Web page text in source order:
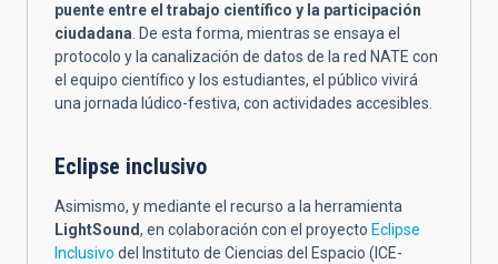
puente entre el trabajo científico y la participación
ciudadana . De esta forma, mientras se ensaya el
protocolo y la canalización de datos de la red NATE con
el equipo científico y los estudiantes, el público vivirá
una jornada lúdico-festiva, con actividades accesibles.
Eclipse inclusivo
Asimismo, y mediante el recurso a la herramienta
LightSound, en colaboración con el proyecto Eclipse
Inclusivo del Instituto de Ciencias del Espacio (ICE-